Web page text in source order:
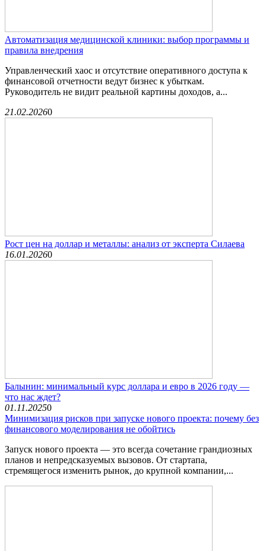
Автоматизация медицинской клиники: выбор программы и
правила внедрения
Управленческий хаос и отсутствие оперативного доступа к
финансовой отчетности ведут бизнес к убыткам.
Руководитель не видит реальной картины доходов, а...
21.02.20260
Рост цен на доллар и металлы: анализ от эксперта Силаева
16.01.20260
Балынин: минимальный курс доллара и евро в 2026 году —
что нас ждет?
01.11.20250
Минимизация рисков при запуске нового проекта: почему без
финансового моделирования не обойтись
Запуск нового проекта — это всегда сочетание грандиозных
планов и непредсказуемых вызовов. От стартапа,
стремящегося изменить рынок, до крупной компании,...